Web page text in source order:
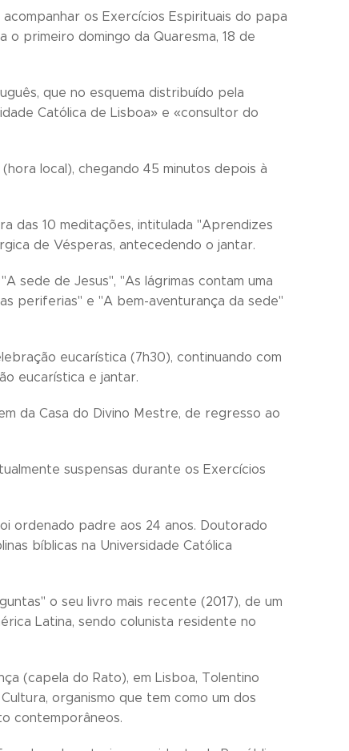
os Exercícios Espirituais do papa
o primeiro domingo da Quaresma, 18 de
que no esquema distribuído pela
Católica de Lisboa» e «consultor do
local), chegando 45 minutos depois à
das 10 meditações, intitulada "Aprendizes
de Vésperas, antecedendo o jantar.
sede de Jesus", "As lágrimas contam uma
periferias" e "A bem-aventurança da sede"
eucarística (7h30), continuando com
eucarística e jantar.
da Casa do Divino Mestre, de regresso ao
suspensas durante os Exercícios
ordenado padre aos 24 anos. Doutorado
bíblicas na Universidade Católica
o seu livro mais recente (2017), de um
Latina, sendo colunista residente no
(capela do Rato), em Lisboa, Tolentino
organismo que tem como um dos
contemporâneos.